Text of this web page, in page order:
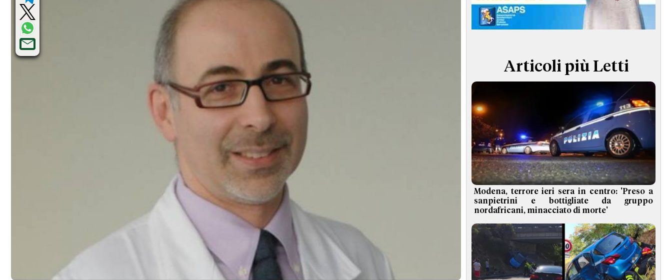
TERMINI e CONDIZIONI
Articoli più Letti
Modena, terrore ieri sera in centro: 'Preso a
sanpietrini e bottigliate da gruppo
nordafricani, minacciato di morte'